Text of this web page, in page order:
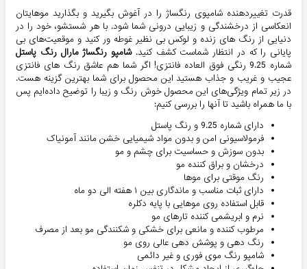
قدرت تغییردهنده شامپوی رنگساژ را در آغوش بگیرید و بگذارید موهایتان
انعکاسی از درخشندگی و زیبایی درونی شما شود. با هر شستشو، خود را در
دنیایی از رنگ های زنده و لوکس بی نظیر غوطه ور کنید و موقعیت‌های بی
پایانی را که در انتظار شماست کشف کنید.شامپو رنگساژ مارال رنگ پاستل
شماره 9.25 رنگی فوق العاده فانتزی! اگر شما هم عاشق رنگ های فانتزی
عجیب و غریب و جذاب هستید این محصول برای شما بهترین گزینه هست.
در زیر تمام ویژگی‌های این محصول خوش رنگ و زیبا را توضیح داده‌ایم پس
با ما همراه باشید تا آنها را بررسی کنیم:
دارای شماره 9.25 و رنگ پاستل
فرمولاسیونی امن و بدون مواد شیمیایی خشن مانند آمونیاک
بدون سوزش و حساسیت برای چشم و مو
درخشان و براق کننده مو
رنگ موقتی برای موها
دارای ثبات مناسب و ماندگاری بین ۱ هفته الی دو ماه
قابل استفاده روی موهایی با پایه دکلره
نرم و ابریشمی کننده تارهای مو
مرطوب کننده و مانعی برای خشکی و شکنندگی مو بعد از مصرف
رنگ دهی و پوشش دهی عالی روی مو
شامپو رنگ موی فوری و غیر دائمی